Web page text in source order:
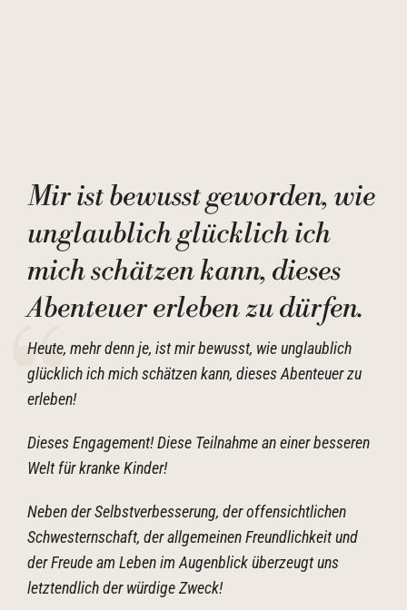
Mir ist bewusst geworden, wie
unglaublich glücklich ich
mich schätzen kann, dieses
Abenteuer erleben zu dürfen.
Heute, mehr denn je, ist mir bewusst, wie unglaublich
glücklich ich mich schätzen kann, dieses Abenteuer zu
erleben!
Dieses Engagement! Diese Teilnahme an einer besseren
Welt für kranke Kinder!
Neben der Selbstverbesserung, der offensichtlichen
Schwesternschaft, der allgemeinen Freundlichkeit und
der Freude am Leben im Augenblick überzeugt uns
letztendlich der würdige Zweck!